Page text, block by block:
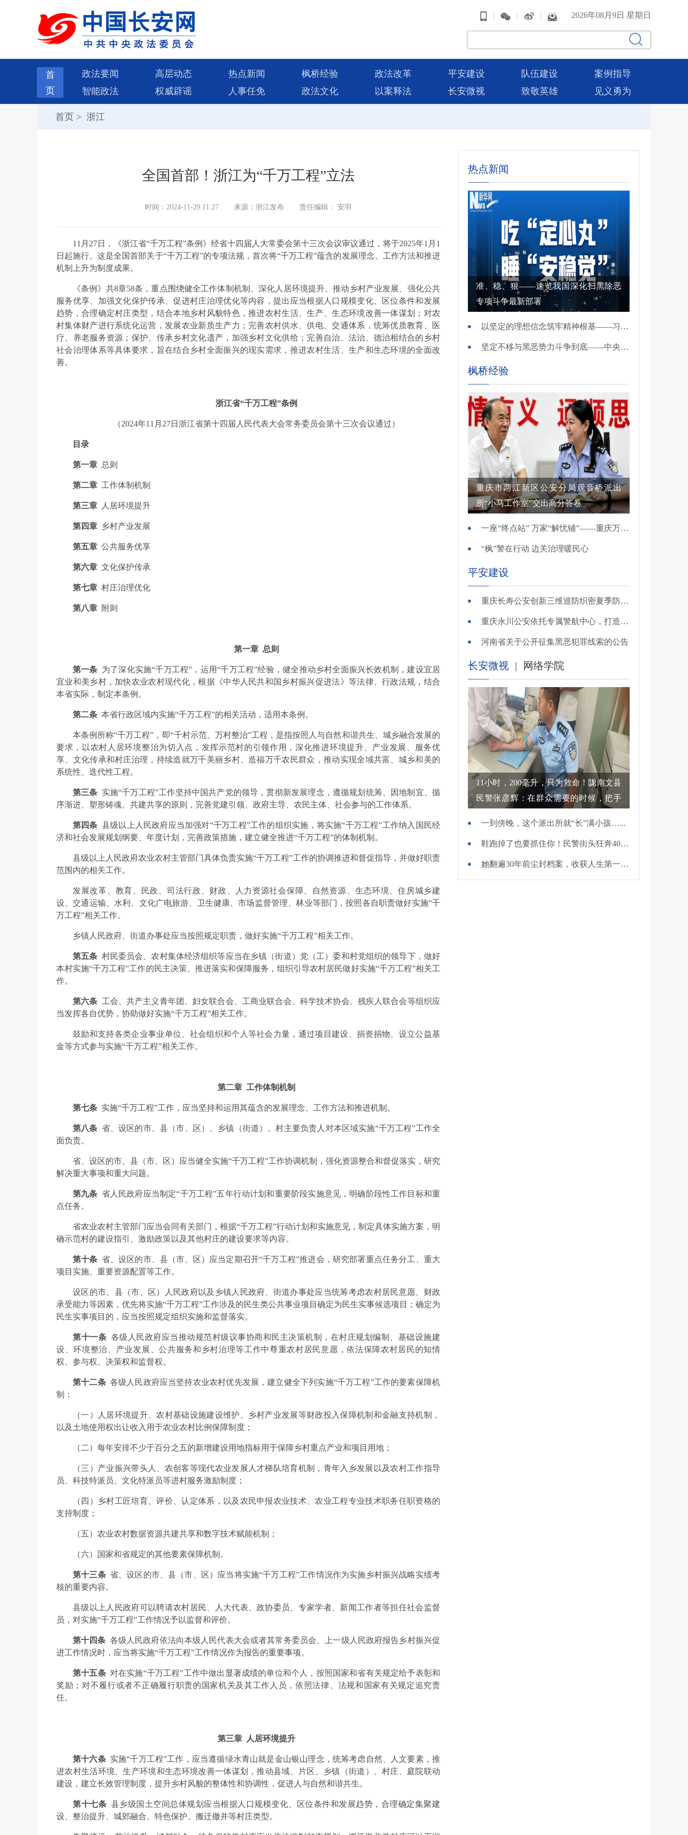
| | | 2026年08月9日 星期日
首
页
政法要闻 高层动态 热点新闻 枫桥经验 政法改革 平安建设 队伍建设
案例指导
智能政法
权威辟谣 人事任免 政法文化 以案释法 长安微视 致敬英雄 见义勇为
首页 > 浙江
全国首部！浙江为“千万工程”立法
时间：2024-11-29 11:27 来源：浙江发布 责任编辑： 安羽
11月27日，《浙江省“千万工程”条例》经省十四届人大常委会第十三次会议审议通过，将于2025年1月1
日起施行。这是全国首部关于“千万工程”的专项法规，首次将“千万工程”蕴含的发展理念、工作方法和推进
机制上升为制度成果。
《条例》共8章58条，重点围绕健全工作体制机制、深化人居环境提升、推动乡村产业发展、强化公共
服务优享、加强文化保护传承、促进村庄治理优化等内容，提出应当根据人口规模变化、区位条件和发展
趋势，合理确定村庄类型，结合本地乡村风貌特色，推进农村生活、生产、生态环境改善一体谋划；对农
村集体财产进行系统化运营，发展农业新质生产力；完善农村供水、供电、交通体系，统筹优质教育、医
疗、养老服务资源；保护、传承乡村文化遗产，加强乡村文化供给；完善自治、法治、德治相结合的乡村
社会治理体系等具体要求，旨在结合乡村全面振兴的现实需求，推进农村生活、生产和生态环境的全面改
善。
浙江省“千万工程”条例
（2024年11月27日浙江省第十四届人民代表大会常务委员会第十三次会议通过）
目录
第一章 总则
第二章 工作体制机制
第三章 人居环境提升
第四章 乡村产业发展
第五章 公共服务优享
第六章 文化保护传承
第七章 村庄治理优化
第八章 附则
第一章 总则
第一条 为了深化实施“千万工程”，运用“千万工程”经验，健全推动乡村全面振兴长效机制，建设宜居
宜业和美乡村，加快农业农村现代化，根据《中华人民共和国乡村振兴促进法》等法律、行政法规，结合
本省实际，制定本条例。
第二条 本省行政区域内实施“千万工程”的相关活动，适用本条例。
本条例所称“千万工程”，即“千村示范、万村整治”工程，是指按照人与自然和谐共生、城乡融合发展的
要求，以农村人居环境整治为切入点，发挥示范村的引领作用，深化推进环境提升、产业发展、服务优
享、文化传承和村庄治理，持续造就万千美丽乡村、造福万千农民群众，推动实现全域共富、城乡和美的
系统性、迭代性工程。
第三条 实施“千万工程”工作坚持中国共产党的领导，贯彻新发展理念，遵循规划统筹、因地制宜、循
序渐进、塑形铸魂、共建共享的原则，完善党建引领、政府主导、农民主体、社会参与的工作体系。
第四条 县级以上人民政府应当加强对“千万工程”工作的组织实施，将实施“千万工程”工作纳入国民经
济和社会发展规划纲要、年度计划，完善政策措施，建立健全推进“千万工程”的体制机制。
县级以上人民政府农业农村主管部门具体负责实施“千万工程”工作的协调推进和督促指导，并做好职责
范围内的相关工作。
发展改革、教育、民政、司法行政、财政、人力资源社会保障、自然资源、生态环境、住房城乡建
设、交通运输、水利、文化广电旅游、卫生健康、市场监督管理、林业等部门，按照各自职责做好实施“千
万工程”相关工作。
乡镇人民政府、街道办事处应当按照规定职责，做好实施“千万工程”相关工作。
第五条 村民委员会、农村集体经济组织等应当在乡镇（街道）党（工）委和村党组织的领导下，做好
本村实施“千万工程”工作的民主决策、推进落实和保障服务，组织引导农村居民做好实施“千万工程”相关工
作。
第六条 工会、共产主义青年团、妇女联合会、工商业联合会、科学技术协会、残疾人联合会等组织应
当发挥各自优势，协助做好实施“千万工程”相关工作。
鼓励和支持各类企业事业单位、社会组织和个人等社会力量，通过项目建设、捐资捐物、设立公益基
金等方式参与实施“千万工程”相关工作。
第二章 工作体制机制
第七条 实施“千万工程”工作，应当坚持和运用其蕴含的发展理念、工作方法和推进机制。
第八条 省、设区的市、县（市、区）、乡镇（街道）、村主要负责人对本区域实施“千万工程”工作全
面负责。
省、设区的市、县（市、区）应当健全实施“千万工程”工作协调机制，强化资源整合和督促落实，研究
解决重大事项和重大问题。
第九条 省人民政府应当制定“千万工程”五年行动计划和重要阶段实施意见，明确阶段性工作目标和重
点任务。
省农业农村主管部门应当会同有关部门，根据“千万工程”行动计划和实施意见，制定具体实施方案，明
确示范村的建设指引、激励政策以及其他村庄的建设要求等内容。
第十条 省、设区的市、县（市、区）应当定期召开“千万工程”推进会，研究部署重点任务分工、重大
项目实施、重要资源配置等工作。
设区的市、县（市、区）人民政府以及乡镇人民政府、街道办事处应当统筹考虑农村居民意愿、财政
承受能力等因素，优先将实施“千万工程”工作涉及的民生类公共事业项目确定为民生实事候选项目；确定为
民生实事项目的，应当按照规定组织实施和监督落实。
第十一条 各级人民政府应当推动规范村级议事协商和民主决策机制，在村庄规划编制、基础设施建
设、环境整治、产业发展、公共服务和乡村治理等工作中尊重农村居民意愿，依法保障农村居民的知情
权、参与权、决策权和监督权。
第十二条 各级人民政府应当坚持农业农村优先发展，建立健全下列实施“千万工程”工作的要素保障机
制：
（一）人居环境提升、农村基础设施建设维护、乡村产业发展等财政投入保障机制和金融支持机制，
以及土地使用权出让收入用于农业农村比例保障制度；
（二）每年安排不少于百分之五的新增建设用地指标用于保障乡村重点产业和项目用地；
（三）产业振兴带头人、农创客等现代农业发展人才梯队培育机制，青年入乡发展以及农村工作指导
员、科技特派员、文化特派员等进村服务激励制度；
（四）乡村工匠培育、评价、认定体系，以及农民申报农业技术、农业工程专业技术职务任职资格的
支持制度；
（五）农业农村数据资源共建共享和数字技术赋能机制；
（六）国家和省规定的其他要素保障机制。
第十三条 省、设区的市、县（市、区）应当将实施“千万工程”工作情况作为实施乡村振兴战略实绩考
核的重要内容。
县级以上人民政府可以聘请农村居民、人大代表、政协委员、专家学者、新闻工作者等担任社会监督
员，对实施“千万工程”工作情况予以监督和评价。
第十四条 各级人民政府依法向本级人民代表大会或者其常务委员会、上一级人民政府报告乡村振兴促
进工作情况时，应当将实施“千万工程”工作情况作为报告的重要事项。
第十五条 对在实施“千万工程”工作中做出显著成绩的单位和个人，按照国家和省有关规定给予表彰和
奖励；对不履行或者不正确履行职责的国家机关及其工作人员，依照法律、法规和国家有关规定追究责
任。
第三章 人居环境提升
第十六条 实施“千万工程”工作，应当遵循绿水青山就是金山银山理念，统筹考虑自然、人文要素，推
进农村生活环境、生产环境和生态环境改善一体谋划，推动县域、片区、乡镇（街道）、村庄、庭院联动
建设，建立长效管理制度，提升乡村风貌的整体性和协调性，促进人与自然和谐共生。
第十七条 县乡级国土空间总体规划应当根据人口规模变化、区位条件和发展趋势，合理确定集聚建
设、整治提升、城郊融合、特色保护、搬迁撤并等村庄类型。
热点新闻
准、稳、狠——速览我国深化扫黑除恶
专项斗争最新部署
以坚定的理想信念筑牢精神根基——习近平党建思想理论品格系列述评之一
坚定不移与黑恶势力斗争到底——中央政法委负责同志就开展深化扫黑除恶专项斗争有关问题答记者问
枫桥经验
重庆市两江新区公安分局观音桥派出
所“小马工作室”交出高分答卷
一座“终点站” 万家“解忧铺”——重庆万州综治中心基层治理创新实践观察
“枫”警在行动 边关治理暖民心
平安建设
重庆长寿公安创新三维巡防织密夏季防溺水安全网
重庆永川公安依托专属警航中心，打造“全域感知、智能研判”智慧警务模式
河南省关于公开征集黑恶犯罪线索的公告
长安微视 | 网络学院
11小时，200毫升，只为救命！陇南文县
民警张彦辉：在群众需要的时候，把手
一到傍晚，这个派出所就“长”满小孩…...
鞋跑掉了也要抓住你！民警街头狂奔400米擒贼
她翻遍30年前尘封档案，收获人生第一面锦旗